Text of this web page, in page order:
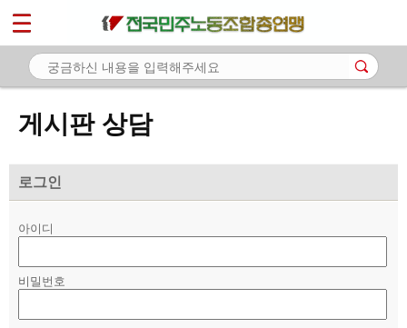
게시판 상담
로그인
아이디
비밀번호
마이페이지
소개
노동상담
- 게시판 상담
- 바로보기
- 찾아보기